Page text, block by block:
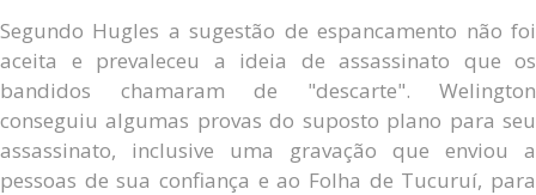
Segundo Hugles a sugestão de espancamento não foi
aceita e prevaleceu a ideia de assassinato que os
bandidos chamaram de "descarte". Welington
conseguiu algumas provas do suposto plano para seu
assassinato, inclusive uma gravação que enviou a
pessoas de sua confiança e ao Folha de Tucuruí, para